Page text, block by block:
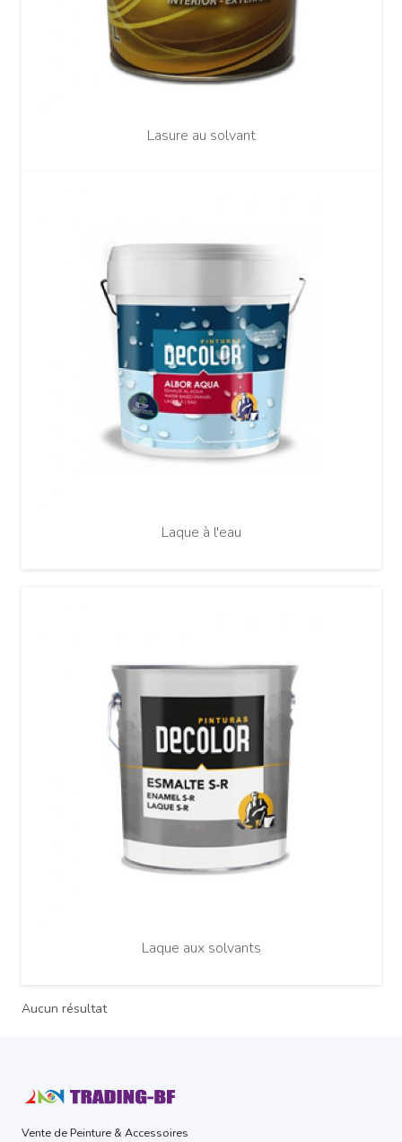
Lasure au solvant
Laque à l'eau
Laque aux solvants
Aucun résultat
Vente de Peinture & Accessoires